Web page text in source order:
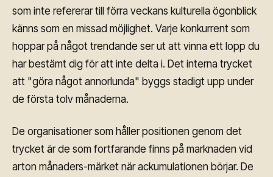
som inte refererar till förra veckans kulturella ögonblick
känns som en missad möjlighet. Varje konkurrent som
hoppar på något trendande ser ut att vinna ett lopp du
har bestämt dig för att inte delta i. Det interna trycket
att "göra något annorlunda" byggs stadigt upp under
de första tolv månaderna.
De organisationer som håller positionen genom det
trycket är de som fortfarande finns på marknaden vid
arton månaders-märket när ackumulationen börjar. De